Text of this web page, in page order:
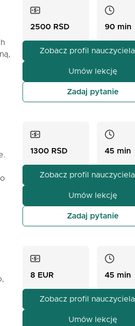
2500 RSD 90 min
Zobacz profil nauczyciela
Umów lekcję
Zadaj pytanie
1300 RSD 45 min
Zobacz profil nauczyciela
Umów lekcję
Zadaj pytanie
8 EUR 45 min
Zobacz profil nauczyciela
Umów lekcję